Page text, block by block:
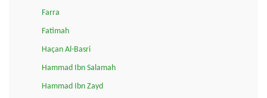
Farra
Fatimah
Haçan Al-Basri
Hammad Ibn Salamah
Hammad Ibn Zayd